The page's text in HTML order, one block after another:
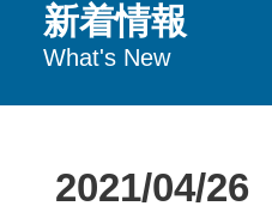
新着情報
What's New
2021/04/26